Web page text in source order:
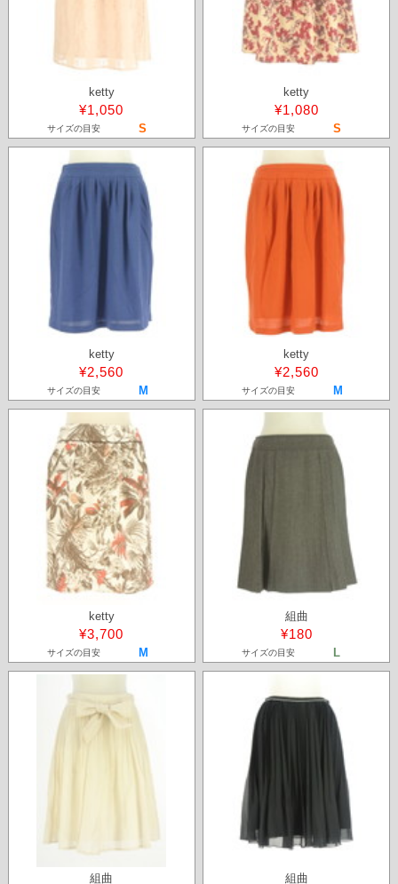
ketty
¥1,050
サイズの目安 S
ketty
¥1,080
サイズの目安 S
ketty
¥2,560
サイズの目安 M
ketty
¥2,560
サイズの目安 M
ketty
¥3,700
サイズの目安 M
組曲
¥180
サイズの目安 L
組曲 組曲